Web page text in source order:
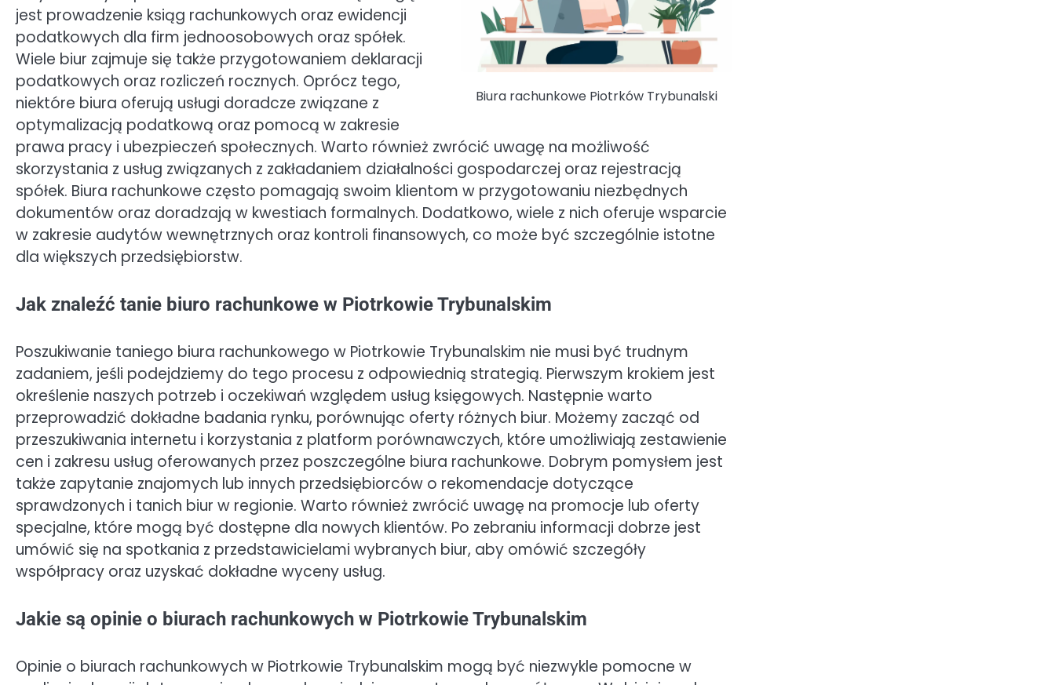
Biura rachunkowe Piotrków Trybunalski
jest prowadzenie ksiąg rachunkowych oraz ewidencji
podatkowych dla firm jednoosobowych oraz spółek.
Wiele biur zajmuje się także przygotowaniem deklaracji
podatkowych oraz rozliczeń rocznych. Oprócz tego,
niektóre biura oferują usługi doradcze związane z
optymalizacją podatkową oraz pomocą w zakresie
prawa pracy i ubezpieczeń społecznych. Warto również zwrócić uwagę na możliwość
skorzystania z usług związanych z zakładaniem działalności gospodarczej oraz rejestracją
spółek. Biura rachunkowe często pomagają swoim klientom w przygotowaniu niezbędnych
dokumentów oraz doradzają w kwestiach formalnych. Dodatkowo, wiele z nich oferuje wsparcie
w zakresie audytów wewnętrznych oraz kontroli finansowych, co może być szczególnie istotne
dla większych przedsiębiorstw.
Jak znaleźć tanie biuro rachunkowe w Piotrkowie Trybunalskim
Poszukiwanie taniego biura rachunkowego w Piotrkowie Trybunalskim nie musi być trudnym
zadaniem, jeśli podejdziemy do tego procesu z odpowiednią strategią. Pierwszym krokiem jest
określenie naszych potrzeb i oczekiwań względem usług księgowych. Następnie warto
przeprowadzić dokładne badania rynku, porównując oferty różnych biur. Możemy zacząć od
przeszukiwania internetu i korzystania z platform porównawczych, które umożliwiają zestawienie
cen i zakresu usług oferowanych przez poszczególne biura rachunkowe. Dobrym pomysłem jest
także zapytanie znajomych lub innych przedsiębiorców o rekomendacje dotyczące
sprawdzonych i tanich biur w regionie. Warto również zwrócić uwagę na promocje lub oferty
specjalne, które mogą być dostępne dla nowych klientów. Po zebraniu informacji dobrze jest
umówić się na spotkania z przedstawicielami wybranych biur, aby omówić szczegóły
współpracy oraz uzyskać dokładne wyceny usług.
Jakie są opinie o biurach rachunkowych w Piotrkowie Trybunalskim
Opinie o biurach rachunkowych w Piotrkowie Trybunalskim mogą być niezwykle pomocne w